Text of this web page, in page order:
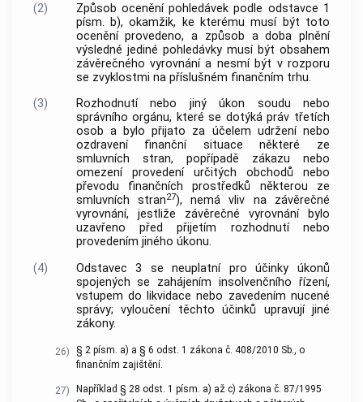
(2)
Způsob ocenění pohledávek podle odstavce 1
písm. b), okamžik, ke kterému musí být toto
ocenění provedeno, a způsob a doba plnění
výsledné jediné pohledávky musí být obsahem
závěrečného vyrovnání a nesmí být v rozporu
se zvyklostmi na příslušném finančním trhu.
(3)
Rozhodnutí nebo jiný úkon soudu nebo
správního orgánu, které se dotýká práv třetích
osob a bylo přijato za účelem udržení nebo
ozdravení finanční situace některé ze
smluvních stran, popřípadě zákazu nebo
omezení provedení určitých obchodů nebo
převodu finančních prostředků některou ze
smluvních stran27), nemá vliv na závěrečné
vyrovnání, jestliže závěrečné vyrovnání bylo
uzavřeno před přijetím rozhodnutí nebo
provedením jiného úkonu.
(4)
Odstavec 3 se neuplatní pro účinky úkonů
spojených se zahájením insolvenčního řízení,
vstupem do likvidace nebo zavedením nucené
správy; vyloučení těchto účinků upravují jiné
zákony.
26)
§ 2 písm. a) a § 6 odst. 1 zákona č. 408/2010 Sb., o
finančním zajištění.
27)
Například § 28 odst. 1 písm. a) až c) zákona č. 87/1995